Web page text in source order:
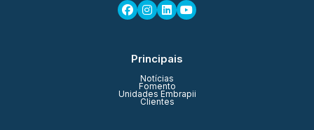
Principais
Notícias
Fomento
Unidades Embrapii
Clientes